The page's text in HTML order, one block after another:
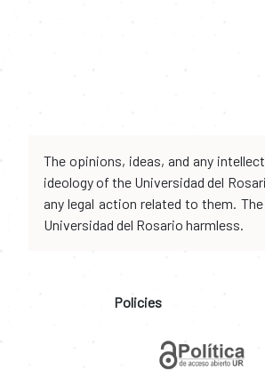
The opinions, ideas, and any
ideology of the Universidad del
any legal action related to them.
Universidad del Rosario harmless.
Policies